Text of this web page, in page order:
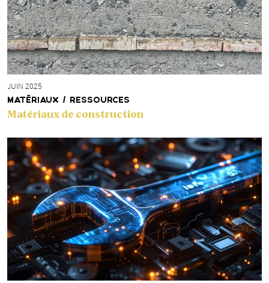
JUIN 2025
MATÉRIAUX / RESSOURCES
Matériaux de construction